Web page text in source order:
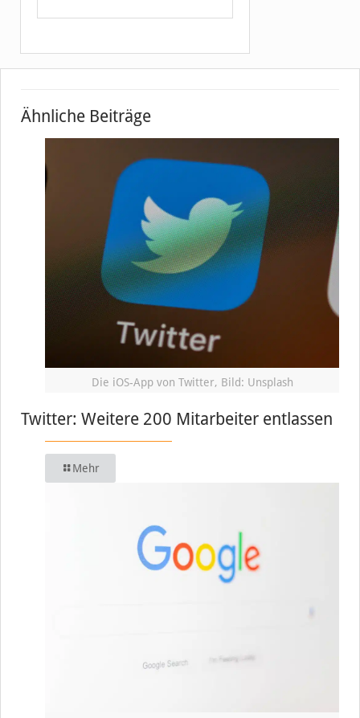
Ähnliche Beiträge
Die iOS-App von Twitter, Bild: Unsplash
Twitter: Weitere 200 Mitarbeiter entlassen
Mehr